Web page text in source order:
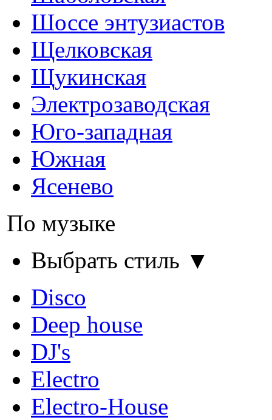
Шоссе энтузиастов
Щелковская
Щукинская
Электрозаводская
Юго-западная
Южная
Ясенево
По музыке
Выбрать стиль ▼
Disco
Deep house
DJ's
Electro
Electro-House